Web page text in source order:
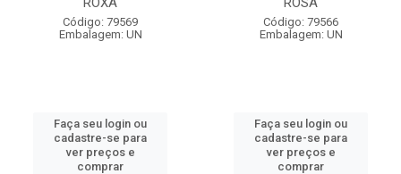
Código: 79569
Embalagem: UN
Faça seu login ou
cadastre-se para
ver preços e
comprar
Código: 79566
Embalagem: UN
Faça seu login ou
cadastre-se para
ver preços e
comprar